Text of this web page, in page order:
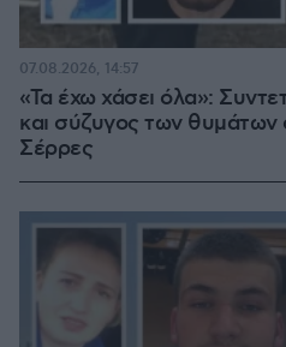
«Τα έχω χάσει όλα»:
και σύζυγος των θυμάτων
Σέρρες
07.08.2026, 14:57